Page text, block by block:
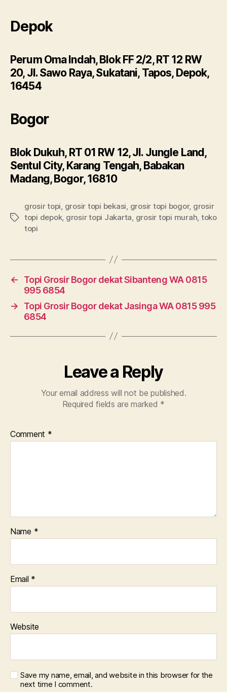
Depok
Perum Oma Indah, Blok FF 2/2, RT 12 RW
20, Jl. Sawo Raya, Sukatani, Tapos, Depok,
16454
Bogor
Blok Dukuh, RT 01 RW 12, Jl. Jungle Land,
Sentul City, Karang Tengah, Babakan
Madang, Bogor, 16810
Tags
grosir topi grosir topi bekasi grosir topi bogor, grosir
topi depok, grosir topi Jakarta grosir topi murah toko
topi
←
Topi Grosir Bogor dekat Sibanteng WA 0815
995 6854
→
Topi Grosir Bogor dekat Jasinga WA 0815 995
6854
Leave a Reply
Your email address will not be published.
Required fields are marked *
Comment *
Name *
Email *
Website
Save my name, email, and website in this browser for the
next time I comment.